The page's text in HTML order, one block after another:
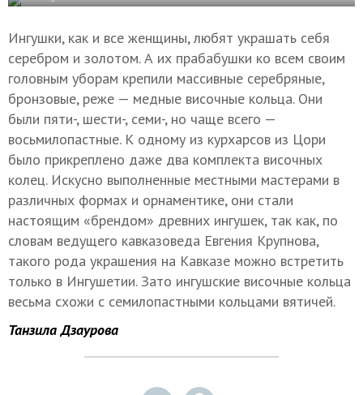
Ингушки, как и все женщины, любят украшать себя
серебром и золотом. А их прабабушки ко всем своим
головным уборам крепили массивные серебряные,
бронзовые, реже — медные височные кольца. Они
были пяти-, шести-, семи-, но чаще всего —
восьмилопастные. К одному из курхарсов из Цори
было прикреплено даже два комплекта височных
колец. Искусно выполненные местными мастерами в
различных формах и орнаментике, они стали
настоящим «брендом» древних ингушек, так как, по
словам ведущего кавказоведа Евгения Крупнова,
такого рода украшения на Кавказе можно встретить
только в Ингушетии. Зато ингушские височные кольца
весьма схожи с семилопастными кольцами вятичей.
Танзила Дзаурова